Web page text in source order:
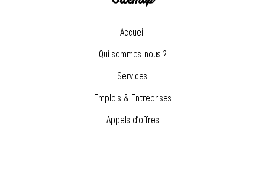
Accueil
Qui sommes-nous ?
Services
Emplois & Entreprises
Appels d’offres